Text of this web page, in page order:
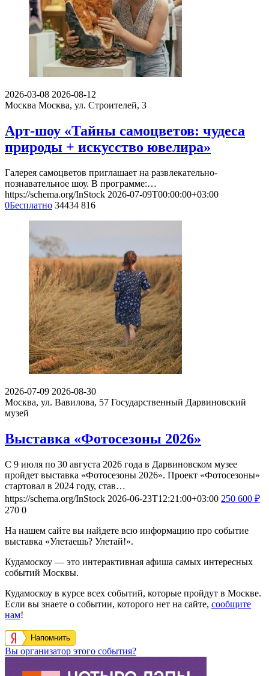
2026-03-08 2026-08-12
Москва Москва, ул. Строителей, 3
Арт-шоу «Тайны самоцветов: чудеса
природы + искусство ювелира»
Галерея самоцветов приглашает на развлекательно-
познавательное шоу. В программе:…
https://schema.org/InStock 2026-07-09T00:00:00+03:00
0Бесплатно 34434 816
2026-07-09 2026-08-30
Москва, ул. Вавилова, 57 Государственный Дарвиновский
музей
Выставка «Фотосезоны 2026»
С 9 июля по 30 августа 2026 года в Дарвиновском музее
пройдет выставка «Фотосезоны 2026». Проект «Фотосезоны»
стартовал в 2024 году, став…
https://schema.org/InStock 2026-06-23T12:21:00+03:00 250 600 ₽
270 0
На нашем сайте вы найдете всю информацию про событие
выставка «Улетаешь? Улетай!».
Кудамоскоу — это интерактивная афиша самых интересных
событий Москвы.
Кудамоскоу в курсе всех событий, которые пройдут в Москве.
Если вы знаете о событии, которого нет на сайте, сообщите
нам!
Напомнить
Вы организатор этого события?